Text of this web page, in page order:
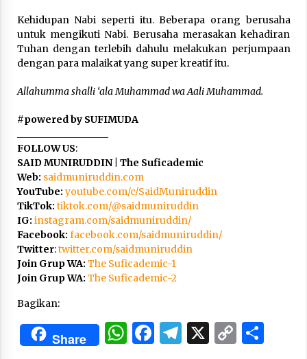
Kehidupan Nabi seperti itu. Beberapa orang berusaha
untuk mengikuti Nabi. Berusaha merasakan kehadiran
Tuhan dengan terlebih dahulu melakukan perjumpaan
dengan para malaikat yang super kreatif itu.
Allahumma shalli ‘ala Muhammad wa Aali Muhammad.
#powered by SUFIMUDA
FOLLOW US:
SAID MUNIRUDDIN | The Suficademic
Web: saidmuniruddin.com
YouTube:youtube.com/c/SaidMuniruddin
TikTok: tiktok.com/@saidmuniruddin
IG: instagram.com/saidmuniruddin/
Facebook: facebook.com/saidmuniruddin/
Twitter:twitter.com/saidmuniruddin
Join Grup WA: The Suficademic-1
Join Grup WA: The Suficademic-2
Bagikan:
Share WhatsApp
Facebook
Telegram
X Copy